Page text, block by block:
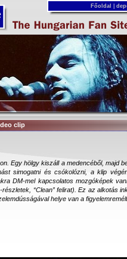
Főoldal
clip
Egy hölgy kiszáll a medencéből, majd
simogatni és csókolózni, a klip
DM-mel kapcsolatos mozgóképek
“Clean” felirat). Ez az alkotás
helye van a